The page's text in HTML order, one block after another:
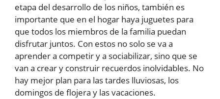
etapa del desarrollo de los niños, también es
importante que en el hogar haya juguetes para
que todos los miembros de la familia puedan
disfrutar juntos. Con estos no solo se va a
aprender a competir y a sociabilizar, sino que se
van a crear y construir recuerdos inolvidables. No
hay mejor plan para las tardes lluviosas, los
domingos de flojera y las vacaciones.